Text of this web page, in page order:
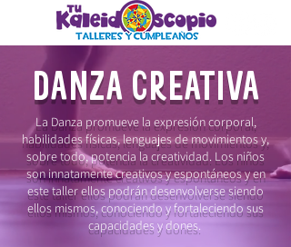
DANZA CREATIVA
La Danza promueve la expresión corporal,
habilidades físicas, lenguajes de movimientos y,
sobre todo, potencia la creatividad. Los niños
son innatamente creativos y espontáneos y en
este taller ellos podrán desenvolverse siendo
ellos mismos, conociendo y fortaleciendo sus
capacidades y dones.